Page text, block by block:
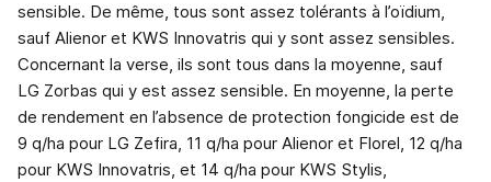
sensible. De même, tous sont assez tolérants à l’oïdium,
sauf Alienor et KWS Innovatris qui y sont assez sensibles.
Concernant la verse, ils sont tous dans la moyenne, sauf
LG Zorbas qui y est assez sensible. En moyenne, la perte
de rendement en l’absence de protection fongicide est de
9 q/ha pour LG Zefira, 11 q/ha pour Alienor et Florel, 12 q/ha
pour KWS Innovatris, et 14 q/ha pour KWS Stylis,